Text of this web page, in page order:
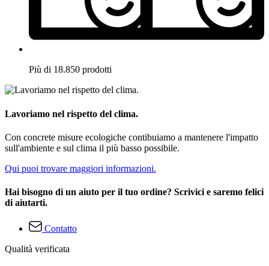
Più di 18.850 prodotti
Lavoriamo nel rispetto del clima.
Con concrete misure ecologiche contibuiamo a mantenere l'impatto
sull'ambiente e sul clima il più basso possibile.
Qui puoi trovare maggiori informazioni.
Hai bisogno di un aiuto per il tuo ordine? Scrivici e saremo felici
di aiutarti.
Contatto
Qualità verificata